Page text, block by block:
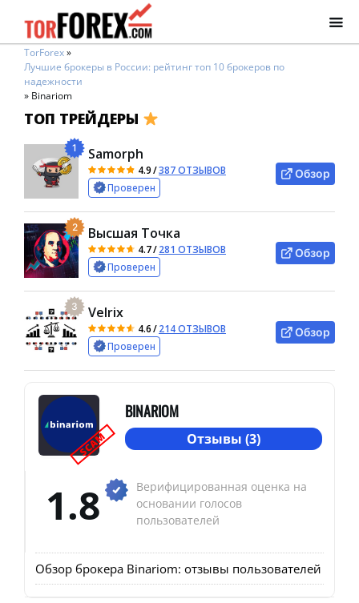
TorForex»
Лучшие брокеры в России: рейтинг топ 10 брокеров по
надежности
» Binariom
ТОП ТРЕЙДЕРЫ
1 Samorph
4.9/387 ОТЗЫВОВ
Проверен
Обзор
2 Высшая Точка
4.7/281 ОТЗЫВОВ
Проверен
Обзор
3 Velrix
4.6/214 ОТЗЫВОВ
Проверен
Обзор
SCAM
BINARIOM
Отзывы (3)
1.8
Верифицированная оценка на
основании голосов
пользователей
Обзор брокера Binariom: отзывы пользователей